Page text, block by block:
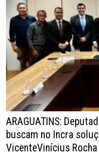
ARAGUATINS:
buscam no Incra
VicenteVinícius Rocha